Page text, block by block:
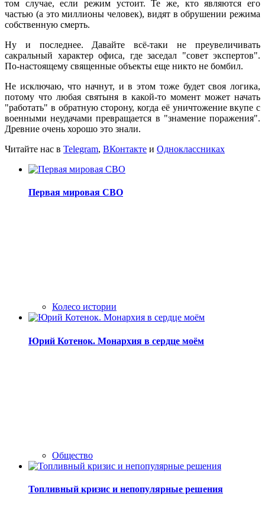
том случае, если режим устоит. Те же, кто являются его
частью (а это миллионы человек), видят в обрушении режима
собственную смерть.
Ну и последнее. Давайте всё-таки не преувеличивать
сакральный характер офиса, где заседал "совет экспертов".
По-настоящему священные объекты еще никто не бомбил.
Не исключаю, что начнут, и в этом тоже будет своя логика,
потому что любая святыня в какой-то момент может начать
"работать" в обратную сторону, когда её уничтожение вкупе с
военными неудачами превращается в "знамение поражения".
Древние очень хорошо это знали.
Читайте нас в Telegram, ВКонтакте и Одноклассниках
Первая мировая СВО
Колесо истории
Юрий Котенок. Монархия в сердце моём
Общество
Топливный кризис и непопулярные решения